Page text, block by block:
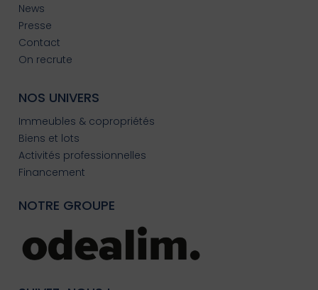
News
Presse
Contact
On recrute
NOS UNIVERS
Immeubles & copropriétés
Biens et lots
Activités professionnelles
Financement
NOTRE GROUPE